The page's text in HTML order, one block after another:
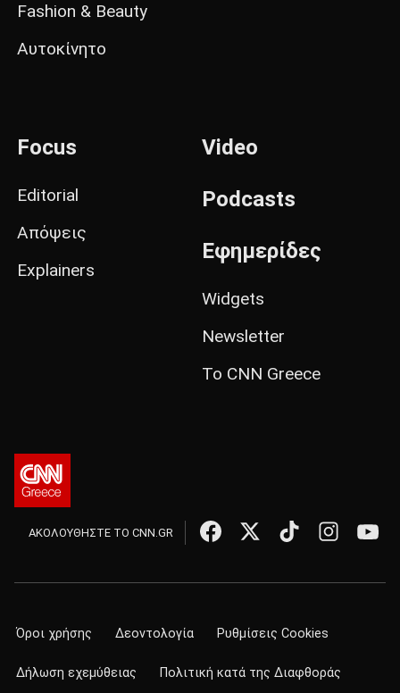
Fashion & Beauty
Αυτοκίνητο
Focus
Editorial
Απόψεις
Explainers
Video
Podcasts
Εφημερίδες
Widgets
Newsletter
Το CNN Greece
ΑΚΟΛΟΥΘΗΣΤΕ ΤΟ CNN.GR
Όροι χρήσης Δεοντολογία Ρυθμίσεις Cookies
Δήλωση εχεμύθειας Πολιτική κατά της Διαφθοράς